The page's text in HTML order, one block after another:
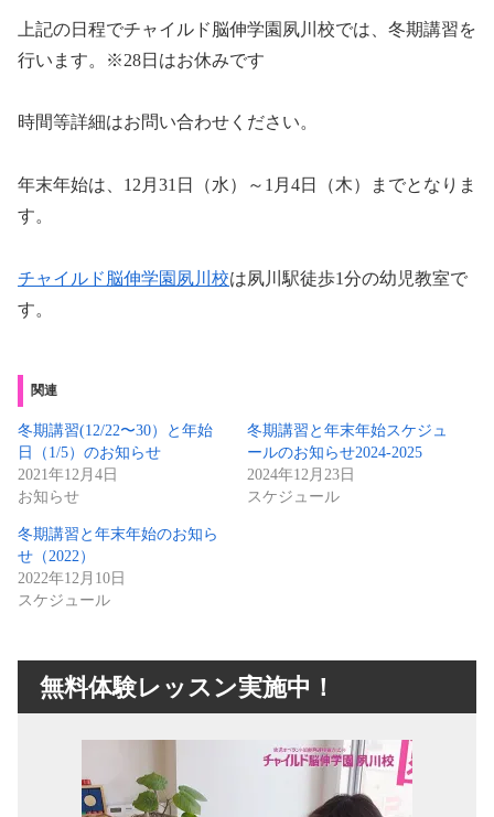
上記の日程でチャイルド脳伸学園夙川校では、冬期講習を
行います。※28日はお休みです
時間等詳細はお問い合わせください。
年末年始は、12月31日（水）～1月4日（木）までとなりま
す。
チャイルド脳伸学園夙川校は夙川駅徒歩1分の幼児教室で
す。
関連
冬期講習(12/22〜30）と年始
日（1/5）のお知らせ
2021年12月4日
お知らせ
冬期講習と年末年始スケジュ
ールのお知らせ2024-2025
2024年12月23日
スケジュール
冬期講習と年末年始のお知ら
せ（2022）
2022年12月10日
スケジュール
無料体験レッスン実施中！